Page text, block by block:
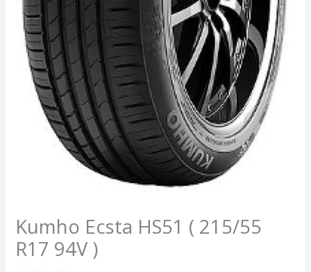
Kumho Ecsta HS51 ( 215/55
R17 94V )